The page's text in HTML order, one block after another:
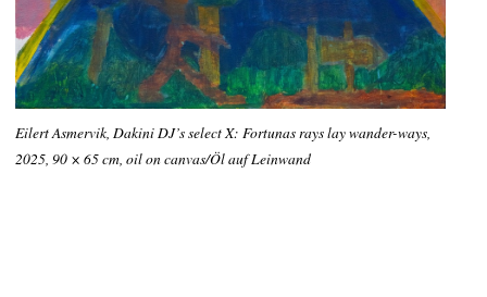
Eilert Asmervik, Dakini DJ’s select X: Fortunas rays lay wander-ways,
2025, 90 × 65 cm, oil on canvas/Öl auf Leinwand